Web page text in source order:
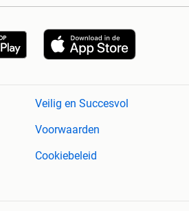
Veilig en Succesvol
Voorwaarden
Cookiebeleid